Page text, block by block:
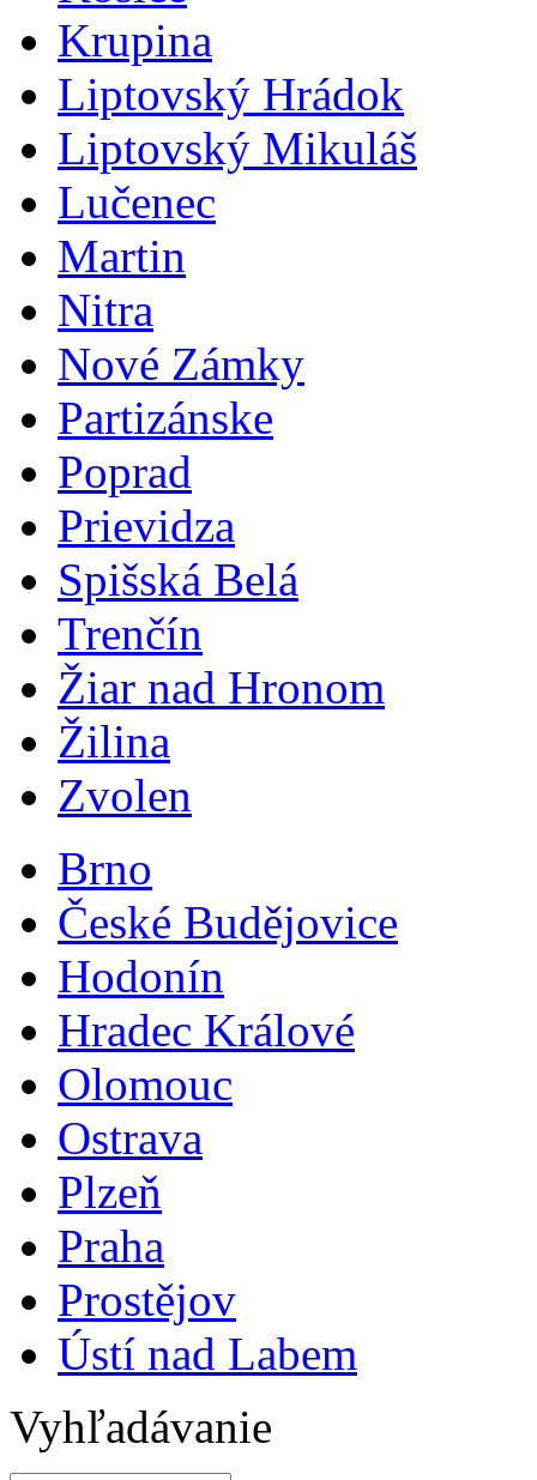
Krupina
Liptovský Hrádok
Liptovský Mikuláš
Lučenec
Martin
Nitra
Nové Zámky
Partizánske
Poprad
Prievidza
Spišská Belá
Trenčín
Žiar nad Hronom
Žilina
Zvolen
Brno
České Budějovice
Hodonín
Hradec Králové
Olomouc
Ostrava
Plzeň
Praha
Prostějov
Ústí nad Labem
Vyhľadávanie